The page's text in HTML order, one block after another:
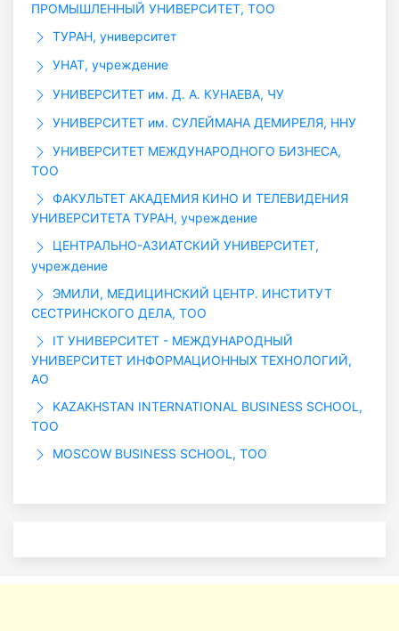
ПРОМЫШЛЕННЫЙ УНИВЕРСИТЕТ, ТОО
ТУРАН, университет
УНАТ, учреждение
УНИВЕРСИТЕТ им. Д. А. КУНАЕВА, ЧУ
УНИВЕРСИТЕТ им. СУЛЕЙМАНА ДЕМИРЕЛЯ, ННУ
УНИВЕРСИТЕТ МЕЖДУНАРОДНОГО БИЗНЕСА,
ТОО
ФАКУЛЬТЕТ АКАДЕМИЯ КИНО И ТЕЛЕВИДЕНИЯ
УНИВЕРСИТЕТА ТУРАН, учреждение
ЦЕНТРАЛЬНО-АЗИАТСКИЙ УНИВЕРСИТЕТ,
учреждение
ЭМИЛИ, МЕДИЦИНСКИЙ ЦЕНТР. ИНСТИТУТ
СЕСТРИНСКОГО ДЕЛА, ТОО
IT УНИВЕРСИТЕТ - МЕЖДУНАРОДНЫЙ
УНИВЕРСИТЕТ ИНФОРМАЦИОННЫХ ТЕХНОЛОГИЙ,
АО
KAZAKHSTAN INTERNATIONAL BUSINESS SCHOOL,
ТОО
MOSCOW BUSINESS SCHOOL, ТОО